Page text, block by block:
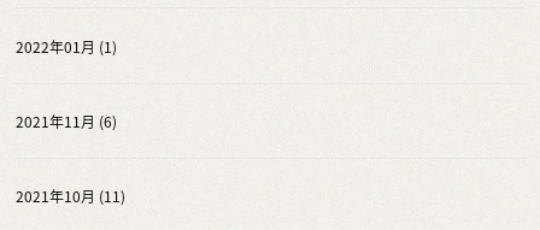
2022年01月 (1)
2021年11月 (6)
2021年10月 (11)